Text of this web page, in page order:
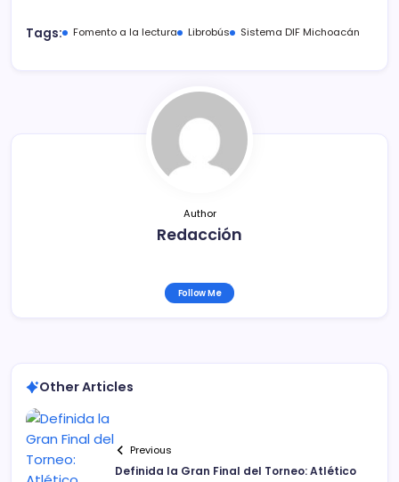
c ittai m
ar
tir
Tags: Fomento a la lectura Librobús Sistema DIF Michoacán
Author
Redacción
Follow Me
Other Articles
Previous
Definida la Gran Final del Torneo: Atlético